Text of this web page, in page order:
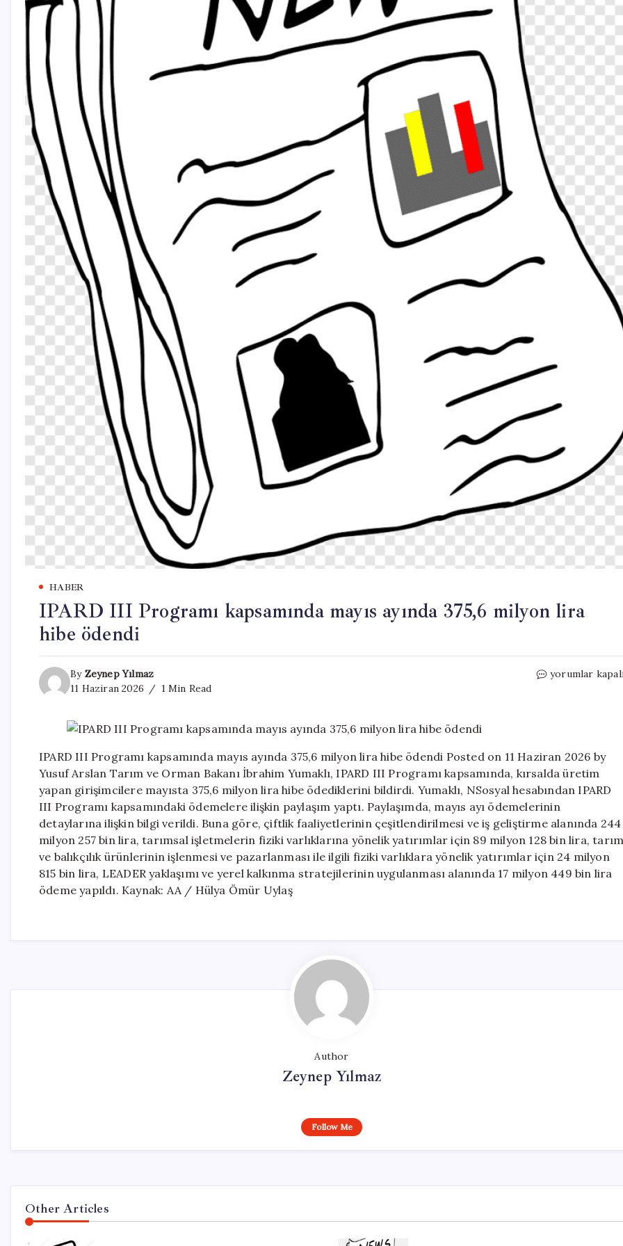
HABER
IPARD III Programı kapsamında mayıs ayında 375,6 milyon lira
hibe ödendi
By Zeynep Yılmaz
11 Haziran 2026
1 Min Read
IPARD
375,6
milyon
lira
hibe
ödendi
için
yorumlar
IPARD III Programı kapsamında mayıs ayında 375,6 milyon lira hibe ödendi Posted on 11 Haziran 2026 by
Yusuf Arslan Tarım ve Orman Bakanı İbrahim Yumaklı, IPARD III Programı kapsamında, kırsalda üretim
yapan girişimcilere mayısta 375,6 milyon lira hibe ödediklerini bildirdi. Yumaklı, NSosyal hesabından IPARD
III Programı kapsamındaki ödemelere ilişkin paylaşım yaptı. Paylaşımda, mayıs ayı ödemelerinin
detaylarına ilişkin bilgi verildi. Buna göre, çiftlik faaliyetlerinin çeşitlendirilmesi ve iş geliştirme alanında 244
milyon 257 bin lira, tarımsal işletmelerin fiziki varlıklarına yönelik yatırımlar için 89 milyon 128 bin lira,
ve balıkçılık ürünlerinin işlenmesi ve pazarlanması ile ilgili fiziki varlıklara yönelik yatırımlar için 24 milyon
815 bin lira, LEADER yaklaşımı ve yerel kalkınma stratejilerinin uygulanması alanında 17 milyon 449 bin lira
ödeme yapıldı. Kaynak: AA / Hülya Ömür Uylaş
Author
Zeynep Yılmaz
Follow Me
Other Articles